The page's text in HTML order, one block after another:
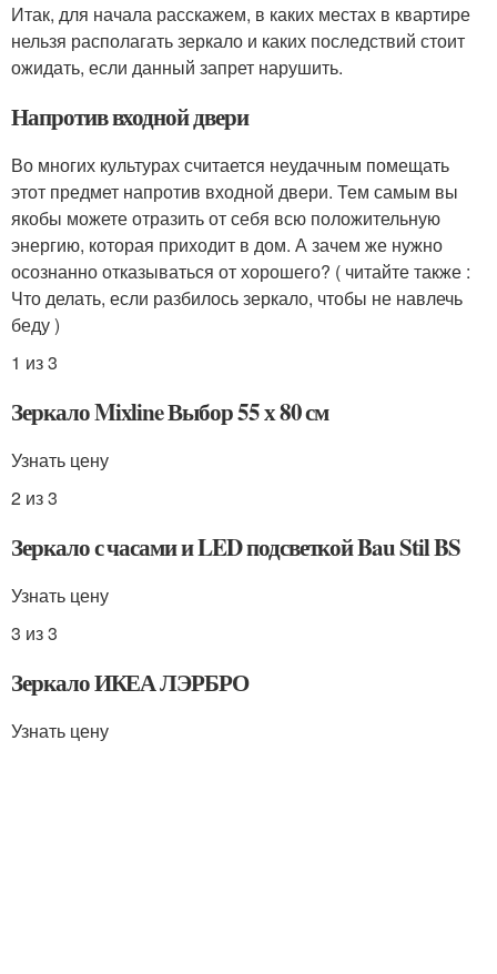
Итак, для начала расскажем, в каких местах в квартире
нельзя располагать зеркало и каких последствий стоит
ожидать, если данный запрет нарушить.
Напротив входной двери
Во многих культурах считается неудачным помещать
этот предмет напротив входной двери. Тем самым вы
якобы можете отразить от себя всю положительную
энергию, которая приходит в дом. А зачем же нужно
осознанно отказываться от хорошего? ( читайте также :
Что делать, если разбилось зеркало, чтобы не навлечь
беду )
1 из 3
Зеркало Mixline Выбор 55 х 80 см
Узнать цену
2 из 3
Зеркало с часами и LED подсветкой Bau Stil BS
Узнать цену
3 из 3
Зеркало ИКЕА ЛЭРБРО
Узнать цену